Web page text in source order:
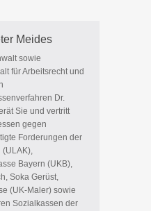
Meides
sowie
für Arbeitsrecht und
Dr.
Sie und vertritt
gegen
Forderungen der
(ULAK),
Bayern (UKB),
Soka Gerüst,
(UK-Maler) sowie
Sozialkassen der